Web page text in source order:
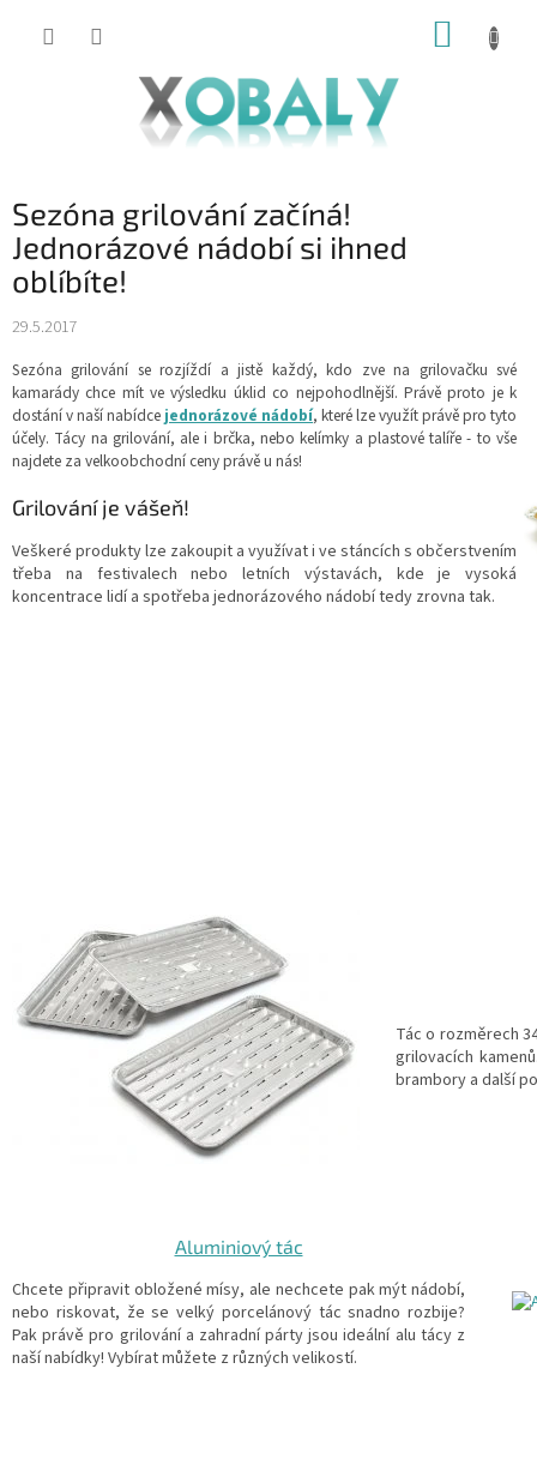
KOŠÍK
Sezóna grilování začíná!
Jednorázové nádobí si ihned
oblíbíte!
29.5.2017
Sezóna grilování se rozjíždí a jistě každý, kdo zve na grilovačku své
kamarády chce mít ve výsledku úklid co nejpohodlnější. Právě proto je k
dostání v naší nabídce jednorázové nádobí, které lze využít právě pro tyto
účely. Tácy na grilování, ale i brčka, nebo kelímky a plastové talíře - to vše
najdete za velkoobchodní ceny právě u nás!
Grilování je vášeň!
Veškeré produkty lze zakoupit a využívat i ve stáncích s občerstvením
třeba na festivalech nebo letních výstavách, kde je vysoká
koncentrace lidí a spotřeba jednorázového nádobí tedy zrovna tak.
Tác o rozměrech
grilovacích
brambory a další
Aluminiový tác
Chcete připravit obložené mísy, ale nechcete pak mýt nádobí,
nebo riskovat, že se velký porcelánový tác snadno rozbije?
Pak právě pro grilování a zahradní párty jsou ideální alu tácy z
naší nabídky! Vybírat můžete z různých velikostí.